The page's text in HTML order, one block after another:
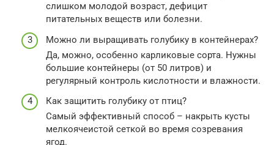
слишком молодой возраст, дефицит
питательных веществ или болезни.
Можно ли выращивать голубику в контейнерах?
Да, можно, особенно карликовые сорта. Нужны
большие контейнеры (от 50 литров) и
регулярный контроль кислотности и влажности.
Как защитить голубику от птиц?
Самый эффективный способ – накрыть кусты
мелкоячеистой сеткой во время созревания
ягод.